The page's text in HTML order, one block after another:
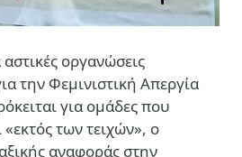
αστικές οργανώσεις
την Φεμινιστική Απεργία
για ομάδες που
των τειχών», ο
αναφοράς στην